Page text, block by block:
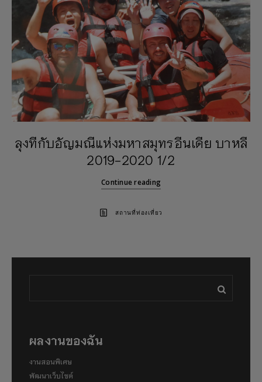
ลุงทีกับอัญมณีแห่งมหาสมุทรอีนเดีย บาหลี
2019-2020 1/2
Continue reading
สถานที่ท่องเที่ยว
ผลงานของฉัน
งานสอนพิเศษ
พัฒนาเว็บไซต์